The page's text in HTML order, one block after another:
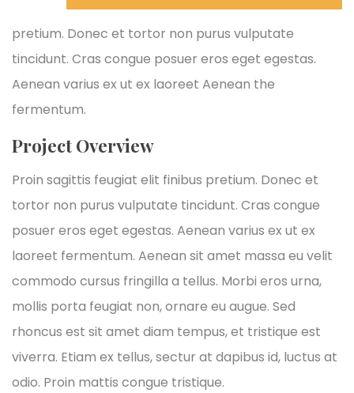
pretium. Donec et tortor non purus vulputate
tincidunt. Cras congue posuer eros eget egestas.
Aenean varius ex ut ex laoreet Aenean the
fermentum.
Project Overview
Proin sagittis feugiat elit finibus pretium. Donec et
tortor non purus vulputate tincidunt. Cras congue
posuer eros eget egestas. Aenean varius ex ut ex
laoreet fermentum. Aenean sit amet massa eu velit
commodo cursus fringilla a tellus. Morbi eros urna,
mollis porta feugiat non, ornare eu augue. Sed
rhoncus est sit amet diam tempus, et tristique est
viverra. Etiam ex tellus, sectur at dapibus id, luctus at
odio. Proin mattis congue tristique.